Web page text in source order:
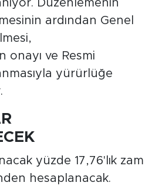
Düzenlemenin
ardından Genel
onayı ve Resmi
yürürlüğe
yüzde 17,76'lık zam
hesaplanacak.